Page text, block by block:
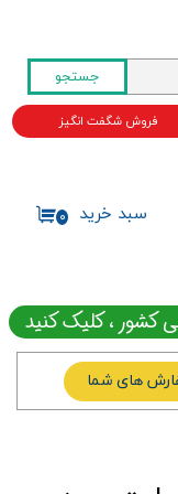
جستجو
۰ سبد خرید
فروش شگفت انگیز
کشور ، کلیک کنید
های شما